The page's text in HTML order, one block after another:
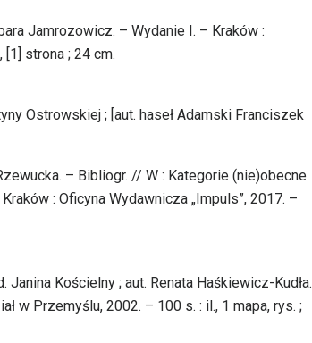
Jamrozowicz. – Wydanie I. – Kraków :
strona ; 24 cm.
Ostrowskiej ; [aut. haseł Adamski Franciszek
– Bibliogr. // W : Kategorie (nie)obecne
: Oficyna Wydawnicza „Impuls”, 2017. –
Kościelny ; aut. Renata Haśkiewicz-Kudła.
w Przemyślu, 2002. – 100 s. : il., 1 mapa, rys. ;